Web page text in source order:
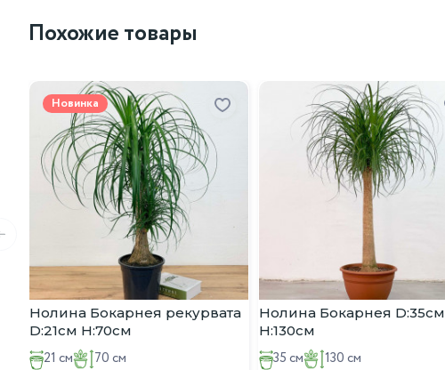
Похожие товары
Новинка
Нолина Бокарнея рекурвата
D:21см H:70см
21 см 70 см
Нолина Бокарнея D:35см
H:130см
35 см 130 см